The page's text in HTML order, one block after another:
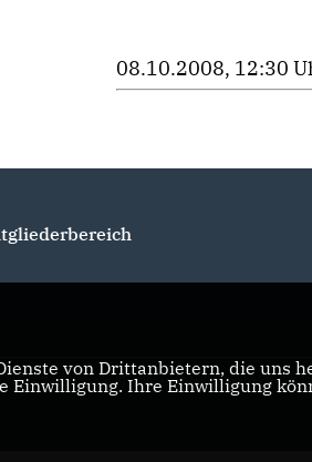
08.10.2008, 12:30
Realisation: Sharkness Media GmbH & Co.
von Drittanbietern, die uns
Einwilligung. Ihre Einwilligung